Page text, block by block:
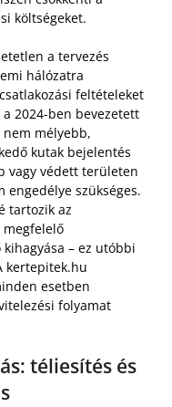
költségeket.
a tervezés
hálózatra
feltételeket
2024-ben bevezetett
mélyebb,
kutak bejelentés
vagy védett területen
engedélye szükséges.
tartozik az
– ez utóbbi
kertepitek.hu
esetben
folyamat
téliesítés és